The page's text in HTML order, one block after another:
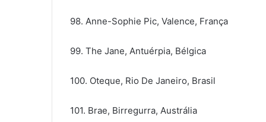
98. Anne-Sophie Pic, Valence, França
99. The Jane, Antuérpia, Bélgica
100. Oteque, Rio De Janeiro, Brasil
101. Brae, Birregurra, Austrália